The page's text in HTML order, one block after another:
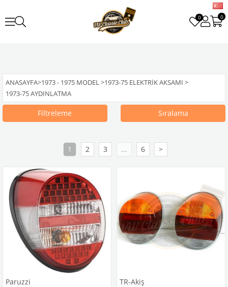
0 0
ANASAYFA>1973 - 1975 MODEL>1973-75 ELEKTRIK AKSAMI >
1973-75 AYDINLATMA
Filtreleme Sıralama
1 2 3 ... 6 >
Paruzzi TR-Akiş